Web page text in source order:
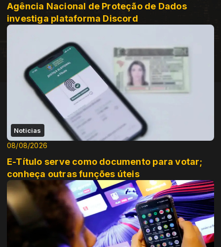
Agência Nacional de Proteção de Dados
investiga plataforma Discord
Noticias
08/08/2026
E-Título serve como documento para votar;
conheça outras funções úteis